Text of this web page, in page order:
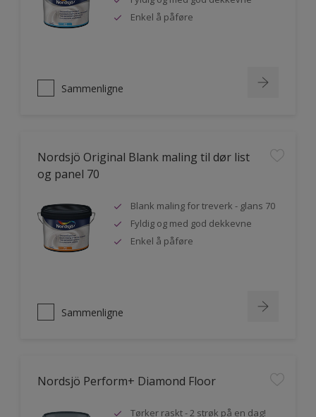
Enkel å påføre
Sammenligne
Nordsjö Original Blank maling til dør list
og panel 70
Blank maling for treverk - glans 70
Fyldig og med god dekkevne
Enkel å påføre
Sammenligne
Nordsjö Perform+ Diamond Floor
Tørker raskt - 2 strøk på en dag!